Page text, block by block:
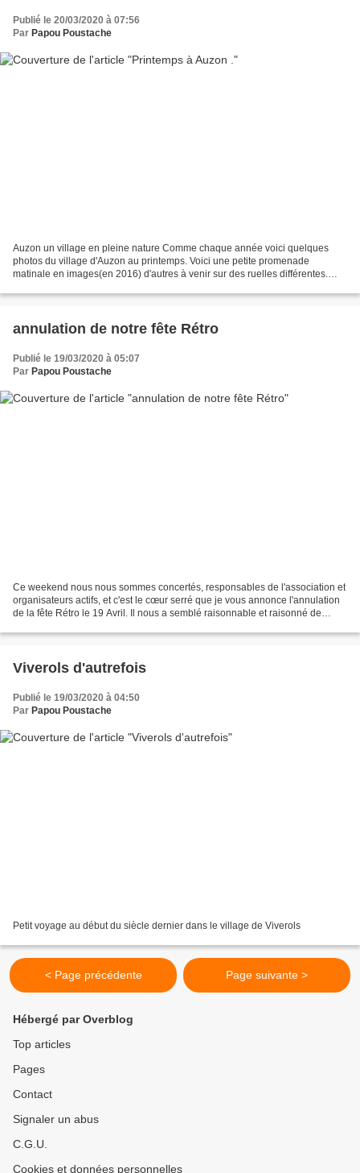
Publié le 20/03/2020 à 07:56
Par Papou Poustache
Auzon un village en pleine nature Comme chaque année voici quelques
photos du village d'Auzon au printemps. Voici une petite promenade
matinale en images(en 2016) d'autres à venir sur des ruelles différentes.
annulation de notre fête Rétro
Publié le 19/03/2020 à 05:07
Par Papou Poustache
Ce weekend nous nous sommes concertés, responsables de l'association et
organisateurs actifs, et c'est le cœur serré que je vous annonce l'annulation
de la fête Rétro le 19 Avril. Il nous a semblé raisonnable et raisonné de
Viverols d'autrefois
Publié le 19/03/2020 à 04:50
Par Papou Poustache
Petit voyage au début du siècle dernier dans le village de Viverols
< Page précédente Page suivante >
Hébergé par Overblog
Top articles
Pages
Contact
Signaler un abus
C.G.U.
Cookies et données personnelles